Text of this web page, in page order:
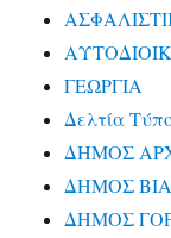
ΓΕΩΡΓΙΑ
Δελτία
ΔΗΜΟΣ
ΔΗΜΟΣ
ΔΗΜΟΣ